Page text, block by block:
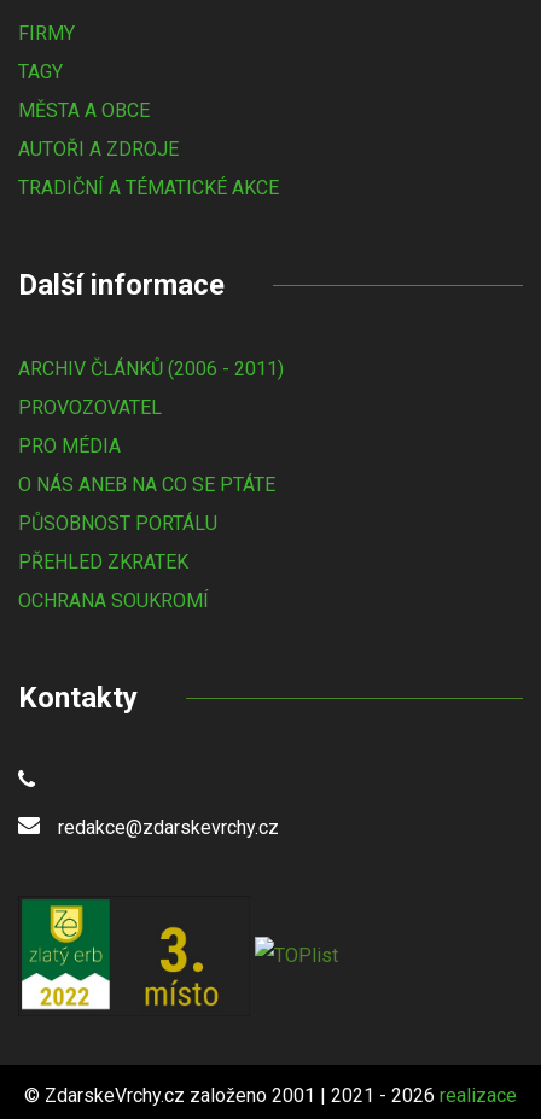
FIRMY
TAGY
MĚSTA A OBCE
AUTOŘI A ZDROJE
TRADIČNÍ A TÉMATICKÉ AKCE
Další informace
ARCHIV ČLÁNKŮ (2006 - 2011)
PROVOZOVATEL
PRO MÉDIA
O NÁS ANEB NA CO SE PTÁTE
PŮSOBNOST PORTÁLU
PŘEHLED ZKRATEK
OCHRANA SOUKROMÍ
Kontakty
redakce@zdarskevrchy.cz
© ZdarskeVrchy.cz založeno 2001 | 2021 - 2026 realizace